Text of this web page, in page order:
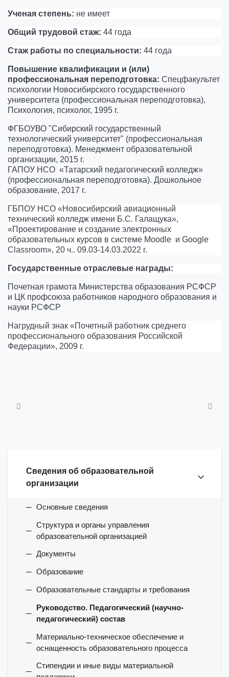
Сведения об образовательной
организации
Основные сведения
Структура и органы управления
образовательной организацией
Документы
Образование
Образовательные стандарты и требования
Руководство. Педагогический (научно-
педагогический) состав
Материально-техническое обеспечение и
оснащенность образовательного процесса
Стипендии и иные виды материальной
Ученая степень: не имеет
Общий трудовой стаж: 44 года
Стаж работы по специальности: 44 года
Повышение квалификации и (или)
профессиональная переподготовка: Спецфакультет
психологии Новосибирского государственного
университета (профессиональная переподготовка),
Психология, психолог, 1995 г.
ФГБОУВО "Сибирский государственный
технологический университет" (профессиональная
переподготовка). Менеджмент образовательной
организации, 2015 г.
ГАПОУ НСО «Татарский педагогический колледж»
(профессиональная переподготовка). Дошкольное
образование, 2017 г.
ГБПОУ НСО «Новосибирский авиационный
технический колледж имени Б.С. Галащука»,
«Проектирование и создание электронных
образовательных курсов в системе Moodle и Google
Сlassroom», 20 ч.. 09.03-14.03.2022 г.
Государственные отраслевые награды:
Почетная грамота Министерства образования РСФСР
и ЦК профсоюза работников народного образования и
науки РСФСР
Нагрудный знак «Почетный работник среднего
профессионального образования Российской
Федерации», 2009 г.